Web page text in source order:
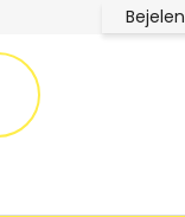
LucaBaba Klub